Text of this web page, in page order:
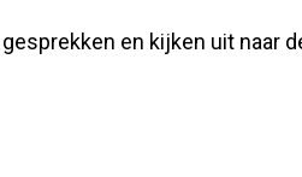
en kijken uit naar